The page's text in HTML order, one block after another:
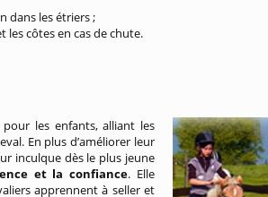
dans les étriers ;
les côtes en cas de chute.
pour les enfants, alliant les
En plus d’améliorer leur
inculque dès le plus jeune
et la confiance. Elle
apprennent à seller et